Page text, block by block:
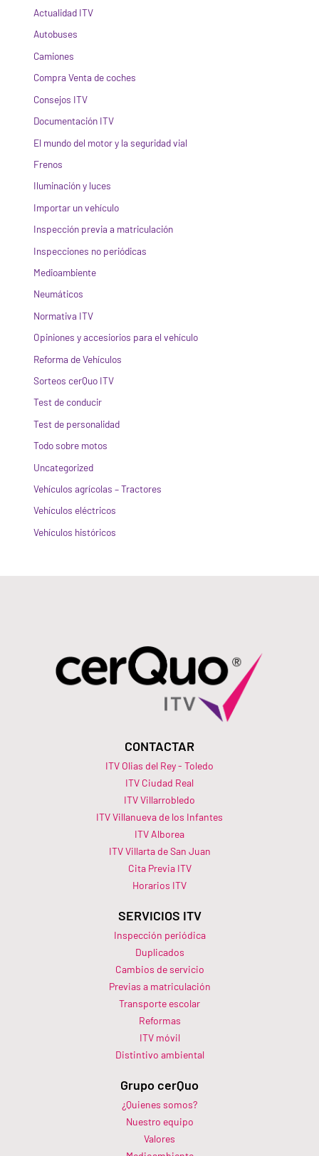
Actualidad ITV
Autobuses
Camiones
Compra Venta de coches
Consejos ITV
Documentación ITV
El mundo del motor y la seguridad vial
Frenos
Iluminación y luces
Importar un vehículo
Inspección previa a matriculación
Inspecciones no periódicas
Medioambiente
Neumáticos
Normativa ITV
Opiniones y accesiorios para el vehículo
Reforma de Vehículos
Sorteos cerQuo ITV
Test de conducir
Test de personalidad
Todo sobre motos
Uncategorized
Vehículos agrícolas – Tractores
Vehículos eléctricos
Vehículos históricos
CONTACTAR
ITV Olias del Rey - Toledo
ITV Ciudad Real
ITV Villarrobledo
ITV Villanueva de los Infantes
ITV Alborea
ITV Villarta de San Juan
Cita Previa ITV
Horarios ITV​
SERVICIOS ITV
Inspección periódica
Duplicados
Cambios de servicio
Previas a matriculación
Transporte escolar
Reformas
ITV móvil
Distintivo ambiental
Grupo cerQuo
¿Quienes somos?
Nuestro equipo
Valores